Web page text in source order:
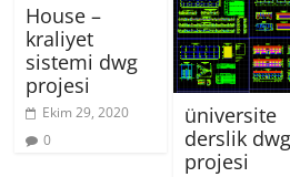
House –
kraliyet
sistemi dwg
projesi
Ekim 29, 2020
0
üniversite
derslik dwg
projesi